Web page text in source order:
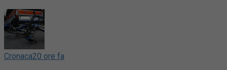
Cronaca20 ore fa